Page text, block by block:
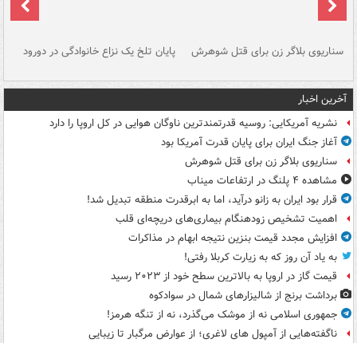
سناریوی بلاگر زن برای قتل شوهرش پایان تلخ یک نزاع خانوادگی در دورود
آخرین اخبار
نشریه آمریکایی: روسیه قدرتمندترین ناوگان هوایی در کل اروپا را دارد
آغاز جنگ ایران برای پایان قدرت آمریکا بود
سناریوی بلاگر زن برای قتل شوهرش
مشاهده ۴ پلنگ در ارتفاعات میناب
قرار بود ایران به زانو درآید، اما به ابرقدرت منطقه تبدیل شد!
اهمیت تشخیص زودهنگام بیماری‌های دریچه‌ای قلب
افزایش مجدد قیمت بنزین نتیجه ابهام در مذاکرات
به یاد آن روز که به زیارت کربلا رفتی!
قیمت گاز در اروپا به بالاترین سطح خود از ۲۰۲۳ رسید
برداشت برنج از شالیزارهای شمال در سوادکوه
جمهوری اسلامی نه از موشک می‌گذرد، نه از تنگه هرمز!
ناگفته‌هایی از آمپول های لاغری؛ از عوارض مرگبار تا زیبایی